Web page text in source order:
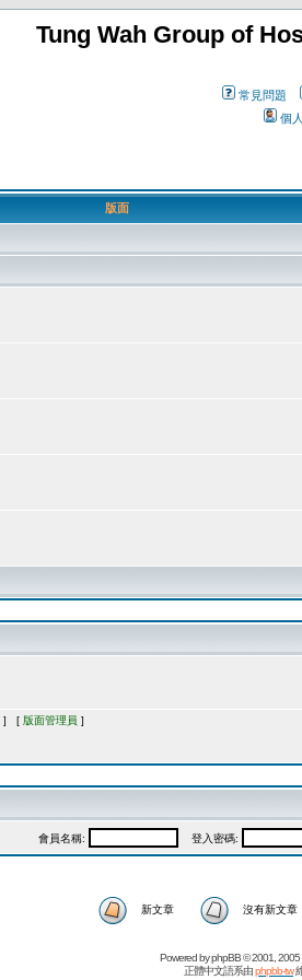
Tung Wah Group of
常見問題
個
版面
] [ 版面管理員 ]
會員名稱: 登入密碼:
新文章 沒有新文章
Powered byphpBB© 2001, 2005
正體中文語系由phpbb-tw